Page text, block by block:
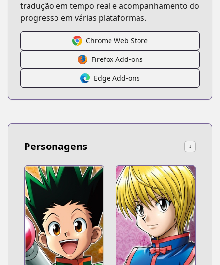
tradução em tempo real e acompanhamento do
progresso em várias plataformas.
Chrome Web Store
Firefox Add-ons
Edge Add-ons
Personagens ↓